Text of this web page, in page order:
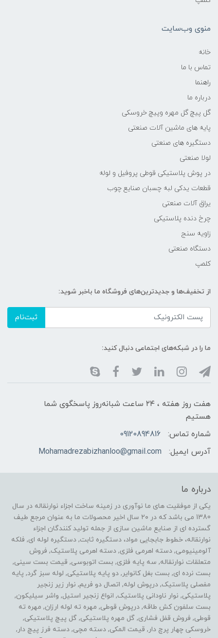
منوی وب‌سایت
خانه
تماس با ما
راهنما
درباره ما
گل پیچ گل مهره وپیچ خروسکی
پایه های ماشین آلات صنعتی
دستگیره های صنعتی
لولا صنعتی
در پوش پلاستیکی قوطی پروفیل و لوله
قطعات یدکی لبه چسبان صنایع چوب
یراق آلات صنعتی
چرخ دنده پلاستیکی
زاویه سنج
دستگاه صنعتی
کلمپ
از تخفیف‌ها و جدیدترین‌های فروشگاه ما باخبر شوید:
ثبت‌نام
ما را در شبکه‌های اجتماعی دنبال کنید:
هفت روز هفته ، ۲۴ ساعت شبانه‌روز پاسخگوی شما
هستیم
شماره تماس:
09120894816
آدرس ایمیل:
Mohamadrezabizhanloo@gmail.com
درباره ما
یکی از موفقیت های ما نوآوری در زمینه ساخت اجزاء نوارنقاله در سال
1380 می باشد که در ۲۰ سال اخیر محصولات ما به عنوان مرجع طیف
گسترده ای از صنایع ماشین سازی از جمله تولید کنندگان اجزاء
نوارنقاله، خطوط جابجایی مواد، دستگیره ثابت, دستگیره لوله ای, فلکه
آلومینیومی, دسته اهرمی فلزی, دسته اهرمی پلاستیک, فروش
متعلقات نوارنقاله, سه پایه فلزی, بست اتوبوسی, قیمت بست سینی,
بست نرده ای, بست بغل کانوایر, دو پایه پلاستیکی, لوله سبز گرد, پایه
مفصلی پلاستیک, درپوش لوله, اتصال دو فریم, نوار زیر زنجیر
پلاستیکی, نوار ناودانی پلاستیک, انواع زنجیر استیل, واشر سیلیکون,
بست سلفون کش طاقه, درپوش قوطی, مهره ته لوله ارزان, مهره ته
قوطی, فروش قفل فشاری, گل مهره پلاستیکی, گل پیچ پلاستیکی,
خروسکی چهار پرچ دار, قیمت المکی, دسته مچی, دسته فرز پیچ دار,